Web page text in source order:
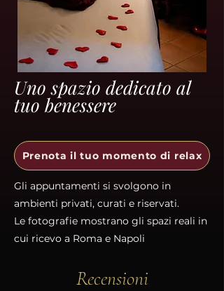
Uno spazio dedicato al
tuo benessere
Prenota il tuo momento di relax
Gli appuntamenti si svolgono in
ambienti privati, curati e riservati.
Le fotografie mostrano gli spazi reali in
cui ricevo a Roma e Napoli
Recensioni